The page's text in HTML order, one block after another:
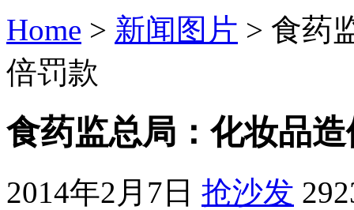
Home > 新闻图片 > 食药
倍罚款
食药监总局：化妆品
2014年2月7日 抢沙发